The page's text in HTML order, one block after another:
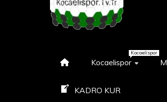
Kocaelispor
Kocaelispor
KADRO KUR